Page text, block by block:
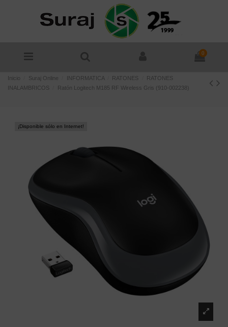
0
Inicio Suraj Online INFORMATICA RATONES
RATONES
INALAMBRICOS
Ratón Logitech M185 RF Wireless Gris (910-002238)
¡Disponible sólo en Internet!